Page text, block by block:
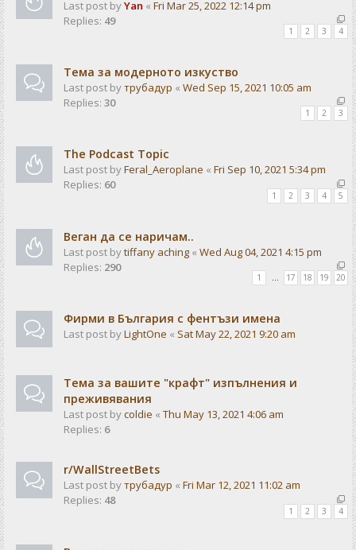
Last post byYan « Fri Mar 25, 2022 12:14 pm
Replies: 49
1 2 3 4
Тема за модерното изкуство
Last post byтрубадур « Wed Sep 15, 2021 10:05 am
Replies: 30
1 2 3
The Podcast Topic
Last post byFeral_Aeroplane « Fri Sep 10, 2021 5:34 pm
Replies: 60
1 2 3 4 5
Веган да се наричам..
Last post bytiffany aching « Wed Aug 04, 2021 4:15 pm
Replies: 290
1 … 17 18 19 20
Фирми в България с фентъзи имена
Last post byLightOne « Sat May 22, 2021 9:20 am
Тема за вашите "крафт" изпълнения и
преживявания
Last post bycoldie « Thu May 13, 2021 4:06 am
Replies: 6
r/WallStreetBets
Last post byтрубадур « Fri Mar 12, 2021 11:02 am
Replies: 48
1 2 3 4